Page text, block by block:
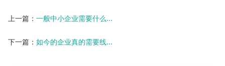
上一篇： 一般中小企业需要什么...
下一篇： 如今的企业真的需要线...